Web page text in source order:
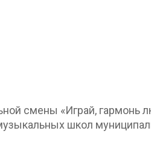
смены «Играй, гармонь
школ